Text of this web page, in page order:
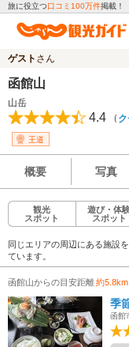
旅に役立つ口コミ100万件掲載！
ゲスト さん
函館山
山岳
4.4 （
王道
概要 写真
観光
スポット
遊び・体
スポット
同じエリアの周辺にある施設
ています。
函館山からの目安距離約5.8km
季
函館